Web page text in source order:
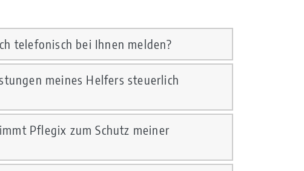
telefonisch bei Ihnen melden?
meines Helfers steuerlich
Pflegix zum Schutz meiner